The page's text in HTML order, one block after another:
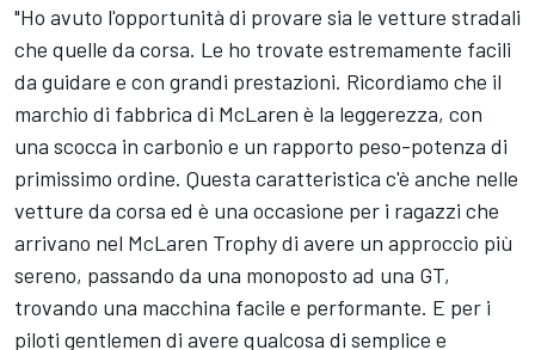
"Ho avuto l'opportunità di provare sia le vetture stradali
che quelle da corsa. Le ho trovate estremamente facili
da guidare e con grandi prestazioni. Ricordiamo che il
marchio di fabbrica di McLaren è la leggerezza, con
una scocca in carbonio e un rapporto peso-potenza di
primissimo ordine. Questa caratteristica c'è anche nelle
vetture da corsa ed è una occasione per i ragazzi che
arrivano nel McLaren Trophy di avere un approccio più
sereno, passando da una monoposto ad una GT,
trovando una macchina facile e performante. E per i
piloti gentlemen di avere qualcosa di semplice e